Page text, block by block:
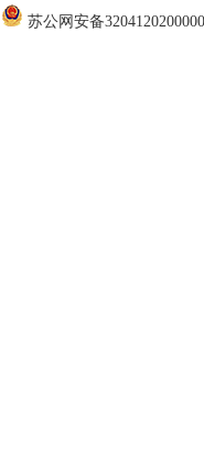
苏公网安备